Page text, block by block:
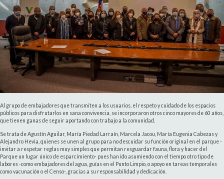
Al grupo de embajadores que transmiten a los usuarios, el respeto y cuidado de los espacios
públicos para disfrutarlos en sana convivencia, se incorporaron otros cinco mayores de 60 años,
que tienen ganas de seguir aportando con trabajo a la comunidad.
Se trata de Agustín Aguilar, María Piedad Larraín, Marcela Jacou, María Eugenia Cabezas y
Alejandro Hevia, quienes se unen al grupo para no descuidar su función original en el parque -
invitar a respetar reglas muy simples que permitan resguardar fauna, flora y hacer del
Parque un lugar único de esparcimiento- pues han ido asumiendo con el tiempo otro tipo de
labores -como embajadores del agua, guías en el Punto Limpio, o apoyo en tareas temporales
como vacunación o el Censo-, gracias a su responsabilidad y dedicación.